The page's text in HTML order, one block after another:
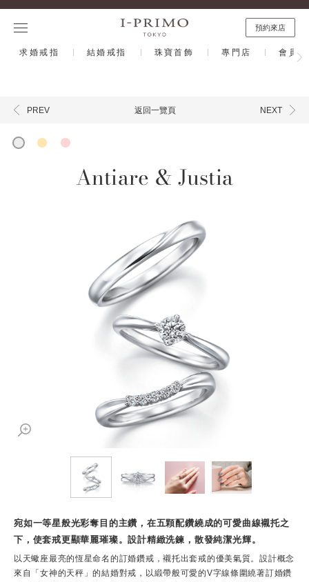
預約來店
求婚戒指 結婚戒指 珠寶首飾 專門店 會員
PREV 返回一覽頁 NEXT
Antiare & Justia
宛如一等星般光彩奪目的主鑽，在五顆配鑽繞成的可愛曲線襯托之
下，使套戒更顯華麗璀璨。設計精緻洗鍊，散發純潔光輝。
以天蠍座最亮的恆星命名的訂婚鑽戒，襯托出套戒的優美氣質。設計概念
來自「女神的天秤」的結婚對戒，以緞帶般可愛的V字線條圍繞著訂婚鑽